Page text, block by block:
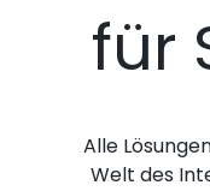
für
Alle
Welt des